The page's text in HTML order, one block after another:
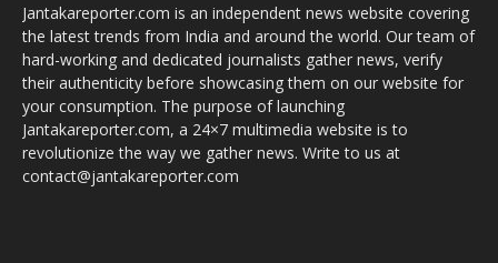
Jantakareporter.com is an independent news website covering
the latest trends from India and around the world. Our team of
hard-working and dedicated journalists gather news, verify
their authenticity before showcasing them on our website for
your consumption. The purpose of launching
Jantakareporter.com, a 24×7 multimedia website is to
revolutionize the way we gather news. Write to us at
contact@jantakareporter.com